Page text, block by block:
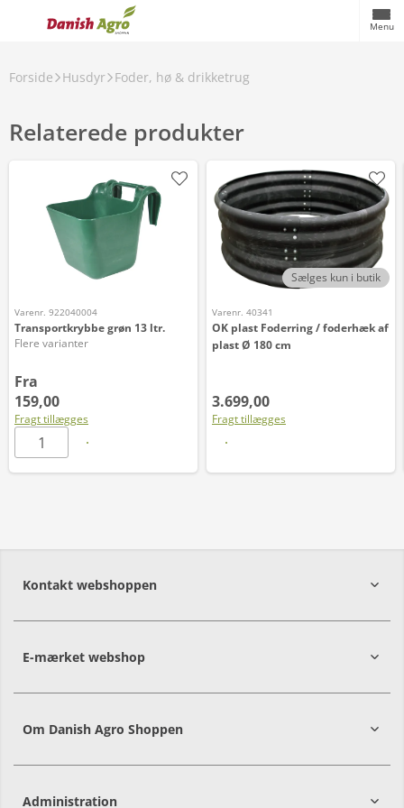
Menu
Forside Husdyr Foder, hø & drikketrug
Relaterede produkter
Varenr. 922040004
Transportkrybbe grøn 13 ltr.
Flere varianter
Fra
159,00
Fragt tillægges
Sælges kun i butik
Varenr. 40341
OK plast Foderring / foderhæk af
plast Ø 180 cm
3.699,00
Fragt tillægges
Kontakt webshoppen
E-mærket webshop
Om Danish Agro Shoppen
Administration